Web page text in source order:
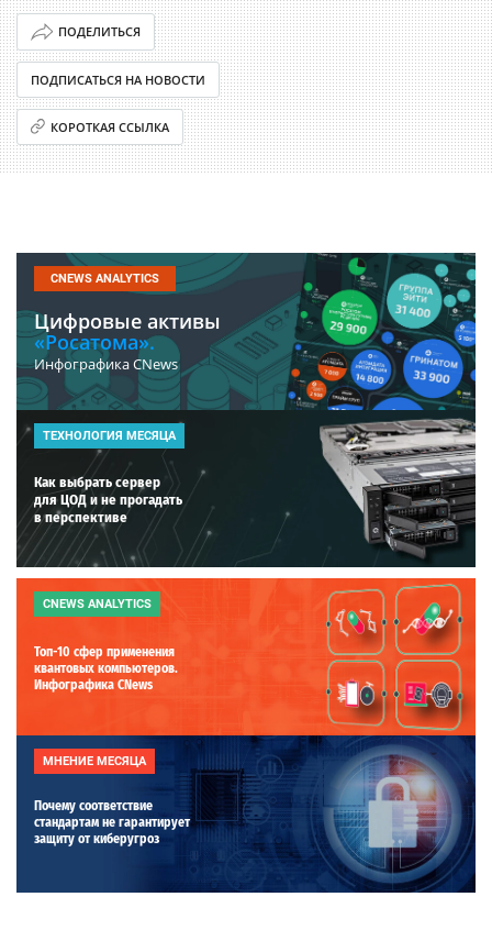
ПОДЕЛИТЬСЯ
ПОДПИСАТЬСЯ НА НОВОСТИ
КОРОТКАЯ ССЫЛКА
CNEWS ANALYTICS
Цифровые активы
«Росатома».
Инфографика CNews
ТЕХНОЛОГИЯ МЕСЯЦА
Как выбрать сервер
для ЦОД и не прогадать
в перспективе
CNEWS ANALYTICS
Топ-10 сфер применения
квантовых компьютеров.
Инфографика CNews
МНЕНИЕ МЕСЯЦА
Почему соответствие
стандартам не гарантирует
защиту от киберугроз